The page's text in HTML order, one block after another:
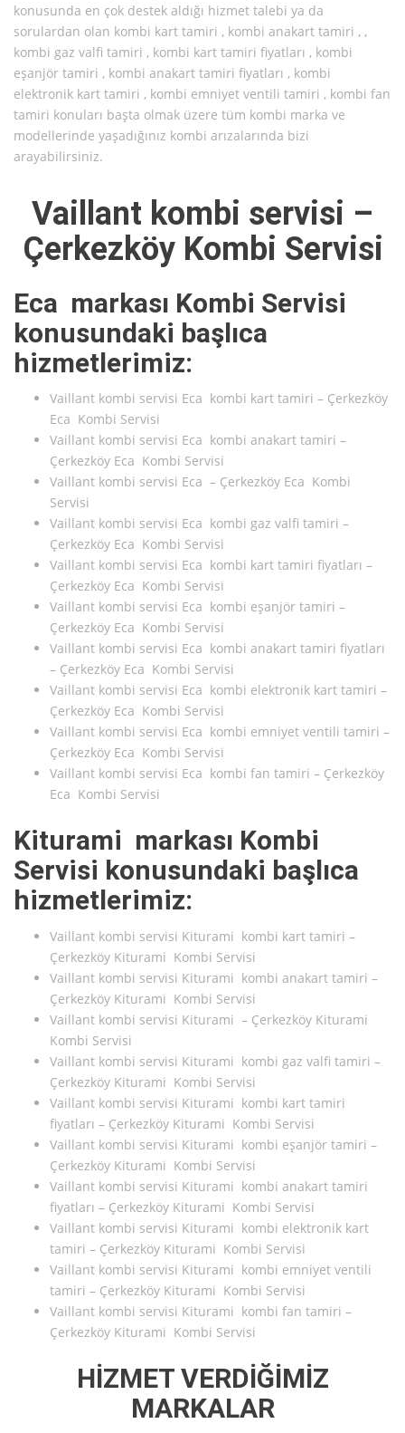
konusunda en çok destek aldığı hizmet talebi ya da
sorulardan olan kombi kart tamiri , kombi anakart tamiri , ,
kombi gaz valfi tamiri , kombi kart tamiri fiyatları , kombi
eşanjör tamiri , kombi anakart tamiri fiyatları , kombi
elektronik kart tamiri , kombi emniyet ventili tamiri , kombi fan
tamiri konuları başta olmak üzere tüm kombi marka ve
modellerinde yaşadığınız kombi arızalarında bizi
arayabilirsiniz.
Vaillant kombi servisi –
Çerkezköy Kombi Servisi
Eca markası Kombi Servisi
konusundaki başlıca
hizmetlerimiz:
Vaillant kombi servisi Eca kombi kart tamiri – Çerkezköy
Eca Kombi Servisi
Vaillant kombi servisi Eca kombi anakart tamiri –
Çerkezköy Eca Kombi Servisi
Vaillant kombi servisi Eca – Çerkezköy Eca Kombi
Servisi
Vaillant kombi servisi Eca kombi gaz valfi tamiri –
Çerkezköy Eca Kombi Servisi
Vaillant kombi servisi Eca kombi kart tamiri fiyatları –
Çerkezköy Eca Kombi Servisi
Vaillant kombi servisi Eca kombi eşanjör tamiri –
Çerkezköy Eca Kombi Servisi
Vaillant kombi servisi Eca kombi anakart tamiri fiyatları
– Çerkezköy Eca Kombi Servisi
Vaillant kombi servisi Eca kombi elektronik kart tamiri –
Çerkezköy Eca Kombi Servisi
Vaillant kombi servisi Eca kombi emniyet ventili tamiri –
Çerkezköy Eca Kombi Servisi
Vaillant kombi servisi Eca kombi fan tamiri – Çerkezköy
Eca Kombi Servisi
Kiturami markası Kombi
Servisi konusundaki başlıca
hizmetlerimiz:
Vaillant kombi servisi Kiturami kombi kart tamiri –
Çerkezköy Kiturami Kombi Servisi
Vaillant kombi servisi Kiturami kombi anakart tamiri –
Çerkezköy Kiturami Kombi Servisi
Vaillant kombi servisi Kiturami – Çerkezköy Kiturami
Kombi Servisi
Vaillant kombi servisi Kiturami kombi gaz valfi tamiri –
Çerkezköy Kiturami Kombi Servisi
Vaillant kombi servisi Kiturami kombi kart tamiri
fiyatları – Çerkezköy Kiturami Kombi Servisi
Vaillant kombi servisi Kiturami kombi eşanjör tamiri –
Çerkezköy Kiturami Kombi Servisi
Vaillant kombi servisi Kiturami kombi anakart tamiri
fiyatları – Çerkezköy Kiturami Kombi Servisi
Vaillant kombi servisi Kiturami kombi elektronik kart
tamiri – Çerkezköy Kiturami Kombi Servisi
Vaillant kombi servisi Kiturami kombi emniyet ventili
tamiri – Çerkezköy Kiturami Kombi Servisi
Vaillant kombi servisi Kiturami kombi fan tamiri –
Çerkezköy Kiturami Kombi Servisi
HİZMET VERDİĞİMİZ
MARKALAR